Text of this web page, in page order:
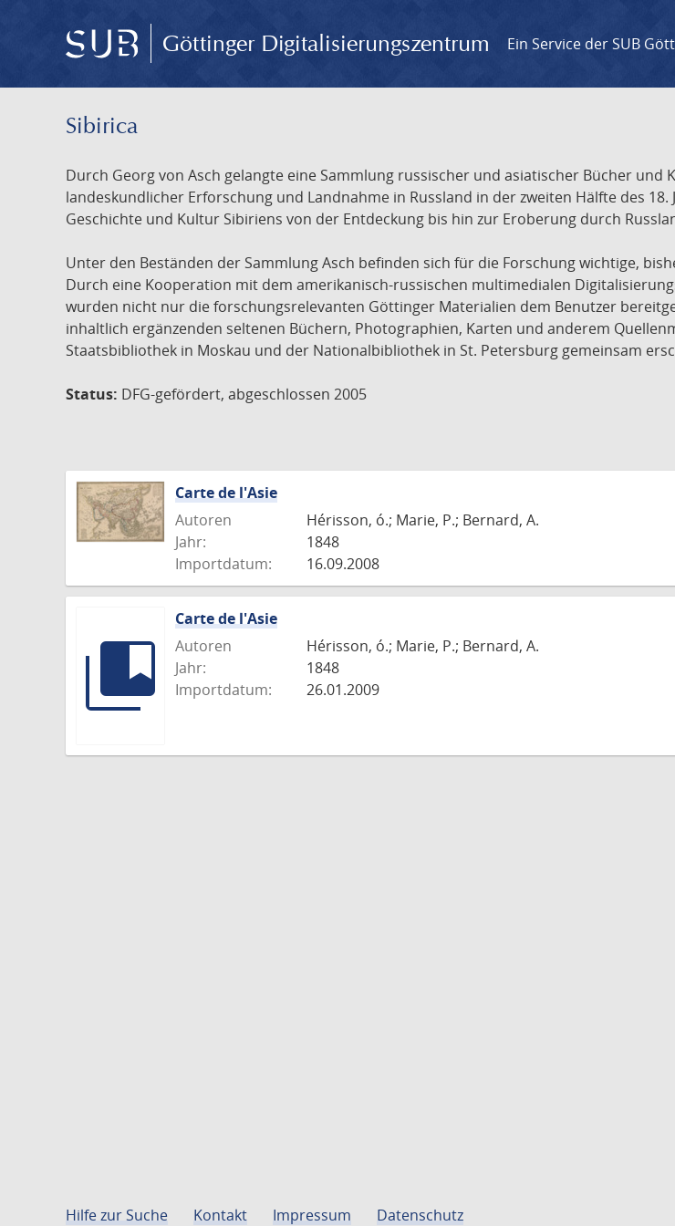
Göttinger Digitalisierungszentrum Ein Service der SUB
Sibirica
Durch Georg von Asch gelangte eine Sammlung russischer und asiatischer Bücher und
landeskundlicher Erforschung und Landnahme in Russland in der zweiten Hälfte des
Geschichte und Kultur Sibiriens von der Entdeckung bis hin zur Eroberung durch
Unter den Beständen der Sammlung Asch befinden sich für die Forschung wichtige,
Durch eine Kooperation mit dem amerikanisch-russischen multimedialen
wurden nicht nur die forschungsrelevanten Göttinger Materialien dem Benutzer
inhaltlich ergänzenden seltenen Büchern, Photographien, Karten und anderem
Staatsbibliothek in Moskau und der Nationalbibliothek in St. Petersburg gemeinsam
Status: DFG-gefördert, abgeschlossen 2005
Carte de l'Asie
Autoren
Hérisson, ó.; Marie, P.; Bernard, A.
Jahr:
1848
Importdatum:
16.09.2008
Carte de l'Asie
Autoren
Hérisson, ó.; Marie, P.; Bernard, A.
Jahr:
1848
Importdatum:
26.01.2009
Hilfe zur Suche Kontakt Impressum Datenschutz